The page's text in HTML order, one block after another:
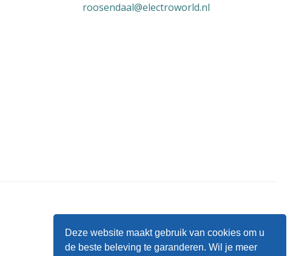
Deze website maakt gebruik van cookies om u
de beste beleving te garanderen. Wil je meer
roosendaal@electroworld.nl